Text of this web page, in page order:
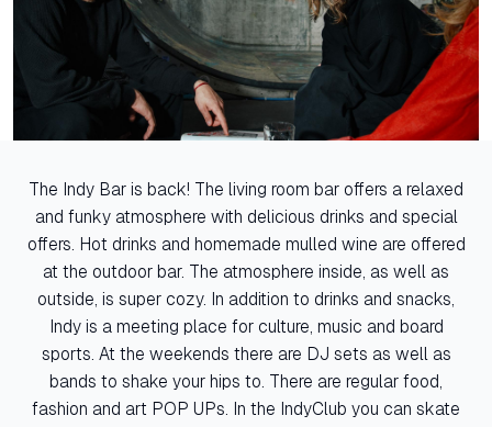
The Indy Bar is back! The living room bar offers a relaxed
and funky atmosphere with delicious drinks and special
offers. Hot drinks and homemade mulled wine are offered
at the outdoor bar. The atmosphere inside, as well as
outside, is super cozy. In addition to drinks and snacks,
Indy is a meeting place for culture, music and board
sports. At the weekends there are DJ sets as well as
bands to shake your hips to. There are regular food,
fashion and art POP UPs. In the IndyClub you can skate